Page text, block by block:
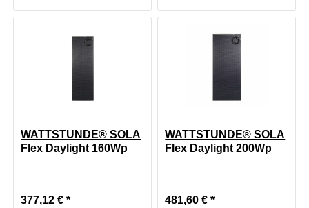
WATTSTUNDE® SOLA
Flex Daylight 160Wp
377,12 € *
WATTSTUNDE® SOLA
Flex Daylight 200Wp
481,60 € *